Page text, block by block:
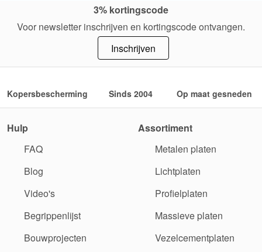
3% kortingscode
Voor newsletter inschrijven en kortingscode ontvangen.
Inschrijven
Kopersbescherming Sinds 2004 Op maat gesneden
Hulp
FAQ
Blog
Video's
Begrippenlijst
Bouwprojecten
Assortiment
Metalen platen
Lichtplaten
Profielplaten
Massieve platen
Vezelcementplaten